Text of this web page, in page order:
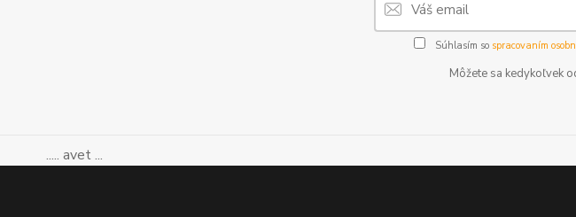
Súhlasím so spracovaním
Môžete sa kedykoľvek
..... avet ...